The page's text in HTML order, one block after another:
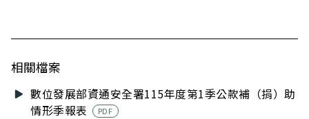
相關檔案
數位發展部資通安全署115年度第1季公款補（捐）助
情形季報表
PDF